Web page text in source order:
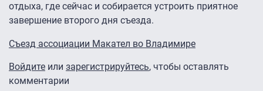
отдыха, где сейчас и собирается устроить приятное
завершение второго дня съезда.
Съезд ассоциации Макател во Владимире
Войдите или зарегистрируйтесь, чтобы оставлять
комментарии